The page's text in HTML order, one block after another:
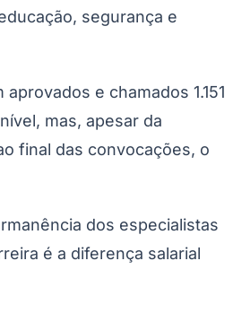
segurança e
e chamados 1.151
mas, apesar da
final das convocações, o
dos especialistas
é a diferença salarial